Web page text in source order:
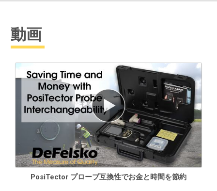
詳しくは、プローブ互換性チャートをご覧ください。
Standard モデル
上記のすべての機能に加えて...
2,500のデータセットを保存、保存したデータは閲覧・ダウンロ
動画
PosiTector プローブ互換性でお金と時間を節約